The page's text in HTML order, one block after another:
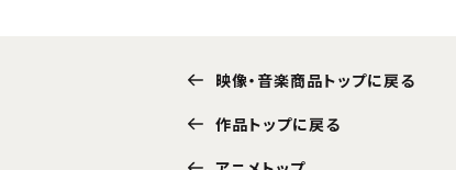
映像・音楽商品トップに戻る
作品トップに戻る